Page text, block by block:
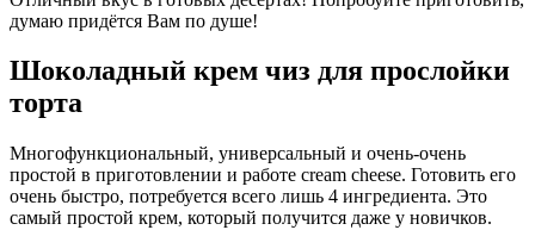
думаю придётся Вам по душе!
Шоколадный крем чиз для прослойки
торта
Многофункциональный, универсальный и очень-очень
простой в приготовлении и работе cream cheese. Готовить его
очень быстро, потребуется всего лишь 4 ингредиента. Это
самый простой крем, который получится даже у новичков.